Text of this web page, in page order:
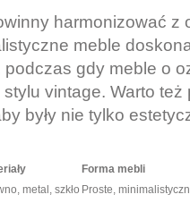
harmonizować z
meble
gdy meble o
vintage. Warto też
były nie tylko
Forma mebli
metal, szkło Proste,